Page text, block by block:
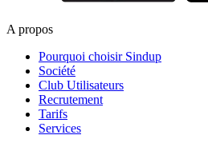
A propos
Pourquoi choisir Sindup
Société
Club Utilisateurs
Recrutement
Tarifs
Services